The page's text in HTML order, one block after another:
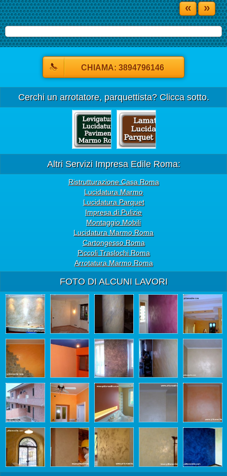
« »
CHIAMA: 3894796146
Cerchi un arrotatore, parquettista? Clicca sotto.
Altri Servizi Impresa Edile Roma:
Ristrutturazione Casa Roma
Lucidatura Marmo
Lucidatura Parquet
Impresa di Pulizie
Montaggio Mobili
Lucidatura Marmo Roma
Cartongesso Roma
Piccoli Traslochi Roma
Arrotatura Marmo Roma
FOTO DI ALCUNI LAVORI